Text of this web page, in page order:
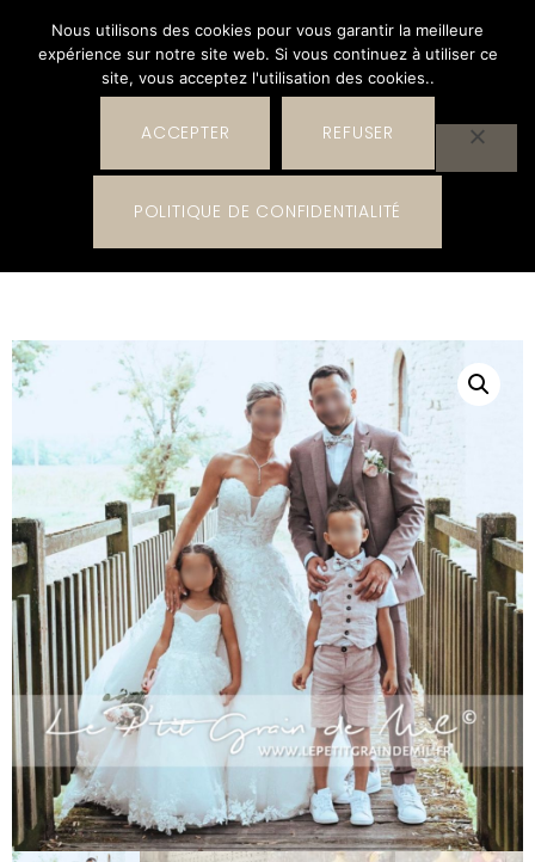
0,00€ 0
Nous utilisons des cookies pour vous garantir la meilleure
expérience sur notre site web. Si vous continuez à utiliser ce
site, vous acceptez l'utilisation des cookies..
ACCEPTER REFUSER
POLITIQUE DE CONFIDENTIALITÉ